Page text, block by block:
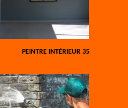
PEINTRE INTÉRIEUR 35